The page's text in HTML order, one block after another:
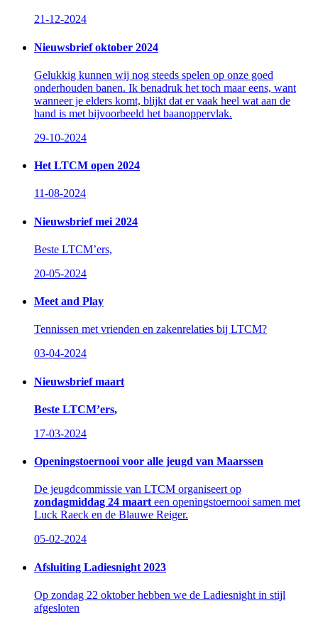
21-12-2024
Nieuwsbrief oktober 2024
Gelukkig kunnen wij nog steeds spelen op onze goed
onderhouden banen. Ik benadruk het toch maar eens, want
wanneer je elders komt, blijkt dat er vaak heel wat aan de
hand is met bijvoorbeeld het baanoppervlak.
29-10-2024
Het LTCM open 2024
11-08-2024
Nieuwsbrief mei 2024
Beste LTCM’ers,
20-05-2024
Meet and Play
Tennissen met vrienden en zakenrelaties bij LTCM?
03-04-2024
Nieuwsbrief maart
Beste LTCM’ers,
17-03-2024
Openingstoernooi voor alle jeugd van Maarssen
De jeugdcommissie van LTCM organiseert op
zondagmiddag 24 maarteen openingstoernooi samen met
Luck Raeck en de Blauwe Reiger.
05-02-2024
Afsluiting Ladiesnight 2023
Op zondag 22 oktober hebben we de Ladiesnight in stijl
afgesloten